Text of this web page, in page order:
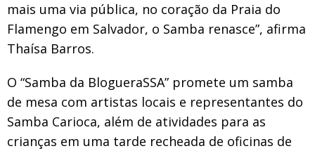
mais uma via pública, no coração da Praia do
Flamengo em Salvador, o Samba renasce”, afirma
Thaísa Barros.
O “Samba da BlogueraSSA” promete um samba
de mesa com artistas locais e representantes do
Samba Carioca, além de atividades para as
crianças em uma tarde recheada de oficinas de